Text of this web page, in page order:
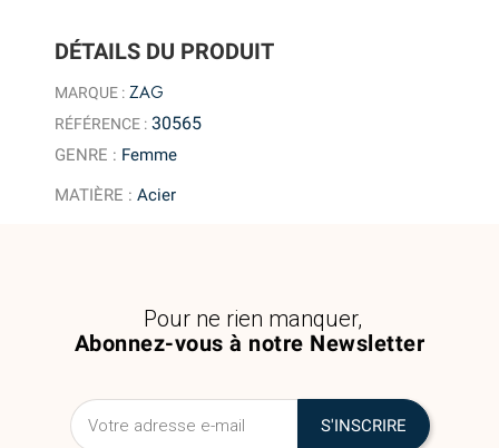
DÉTAILS DU PRODUIT
MARQUE : ZAG
RÉFÉRENCE : 30565
GENRE : Femme
MATIÈRE :Acier
Abonnez-vous à notre Newsletter
Pour ne rien manquer,